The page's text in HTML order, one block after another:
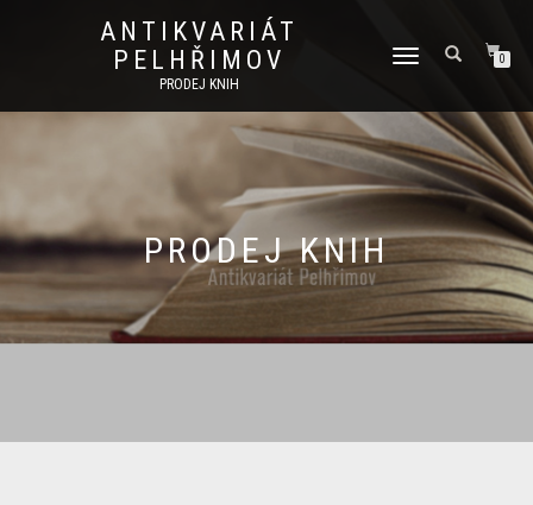
ANTIKVARIÁT
PELHŘIMOV
PRODEJ KNIH
PŘEPNOUT
0
PRODEJ KNIH